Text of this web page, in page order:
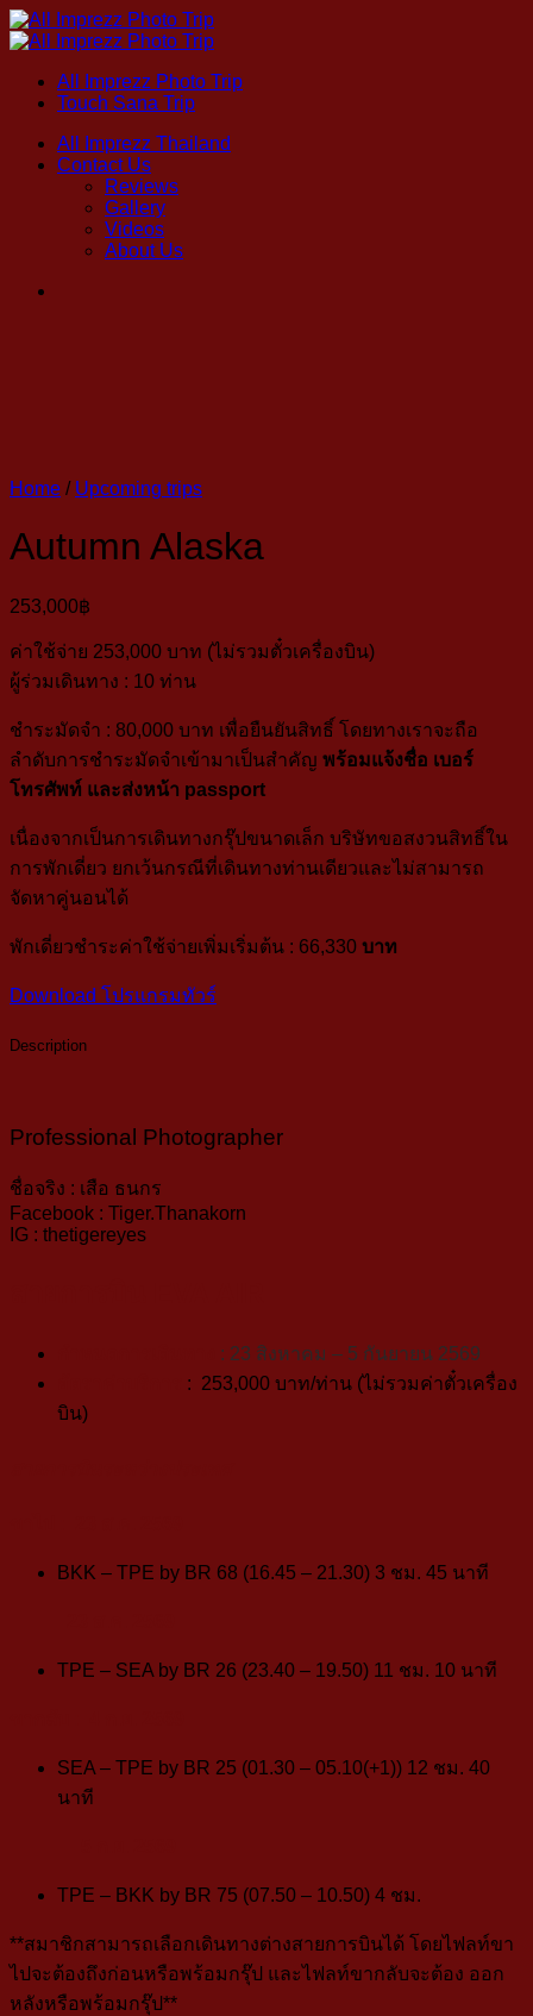
Skip
to
All Imprezz Photo Trip
Touch Sana Trip
All Imprezz Thailand
Contact Us
Reviews
Gallery
Videos
About Us
Home / Upcoming trips
Autumn Alaska
253,000฿
ค่าใช้จ่าย 253,000 บาท (ไม่รวมตั๋วเครื่องบิน)
ผู้ร่วมเดินทาง : 10 ท่าน
ชำระมัดจำ : 80,000 บาท เพื่อยืนยันสิทธิ์ โดยทางเราจะถือ
ลำดับการชำระมัดจำเข้ามาเป็นสำคัญ พร้อมแจ้งชื่อ เบอร์
โทรศัพท์ และส่งหน้า passport
เนื่องจากเป็นการเดินทางกรุ๊ปขนาดเล็ก บริษัทขอสงวนสิทธิ์ใน
การพักเดี่ยว ยกเว้นกรณีที่เดินทางท่านเดียวและไม่สามารถ
จัดหาคู่นอนได้
พักเดี่ยวชำระค่าใช้จ่ายเพิ่มเริ่มต้น : 66,330 บาท
Download โปรแกรมทัวร์
Description
Professional Photographer
ชื่อจริง : เสือ ธนกร
Facebook : Tiger.Thanakorn
IG : thetigereyes
: 23 สิงหาคม – 5 กันยายน 2569
: 253,000 บาท/ท่าน (ไม่รวมค่าตั๋วเครื่อง
บิน)
BKK – TPE by BR 68 (16.45 – 21.30) 3 ชม. 45 นาที
TPE – SEA by BR 26 (23.40 – 19.50) 11 ชม. 10 นาที
SEA – TPE by BR 25 (01.30 – 05.10(+1)) 12 ชม. 40
นาที
TPE – BKK by BR 75 (07.50 – 10.50) 4 ชม.
**สมาชิกสามารถเลือกเดินทางต่างสายการบินได้ โดยไฟลท์ขา
ไปจะต้องถึงก่อนหรือพร้อมกรุ๊ป และไฟลท์ขากลับจะต้อง ออก
หลังหรือพร้อมกรุ๊ป**